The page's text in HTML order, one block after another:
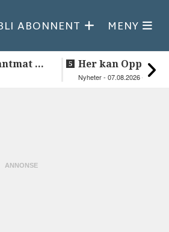
ABONNENT MENY
til
Her kan Oppeid
videre
Nyheter - 07.08.2026 - 10:18